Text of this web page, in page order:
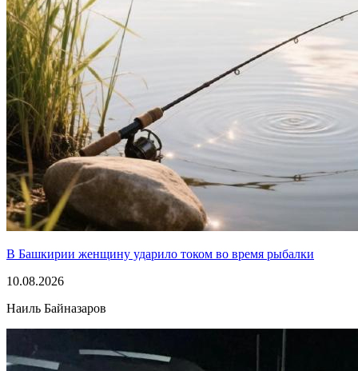
В Башкирии женщину ударило током во время рыбалки
10.08.2026
Наиль Байназаров